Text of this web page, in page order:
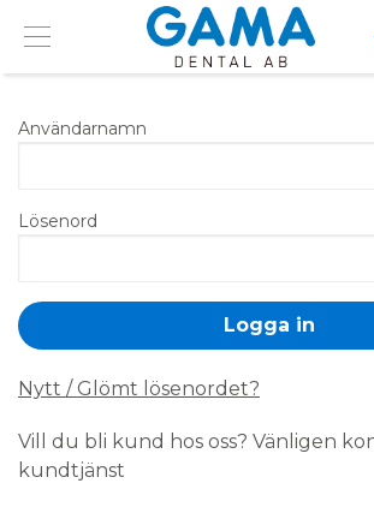
Menu
OM GAMA
Användarnamn
Lösenord
Nytt / Glömt lösenordet?
Vill du bli kund hos oss? Vänligen
kundtjänst